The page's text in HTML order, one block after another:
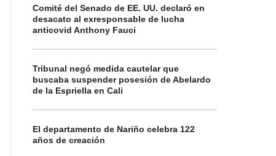
Comité del Senado de EE. UU. declaró en
desacato al exresponsable de lucha
anticovid Anthony Fauci
Tribunal negó medida cautelar que
buscaba suspender posesión de Abelardo
de la Espriella en Cali
El departamento de Nariño celebra 122
años de creación